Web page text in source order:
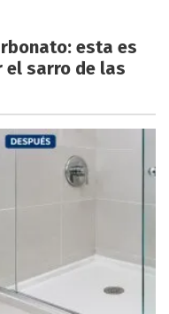
esta es
el sarro de las